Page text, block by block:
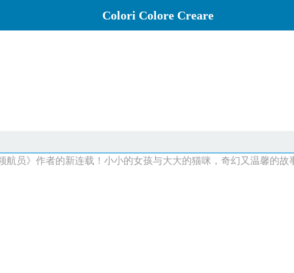
Colori Colore Creare
航员》作者的新连载！小小的女孩与大大的猫咪，奇幻又温馨的故